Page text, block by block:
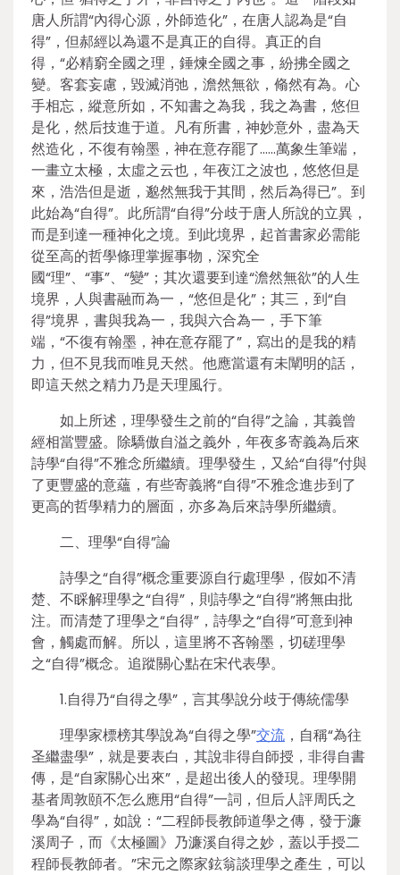
唐人所謂“內得心源，外師造化”，在唐人認為是“自
得”，但郝經以為還不是真正的自得。真正的自
得，“必精窮全國之理，錘煉全國之事，紛拂全國之
變。客套妄慮，毀滅消弛，澹然無欲，翛然有為。心
手相忘，縱意所如，不知書之為我，我之為書，悠但
是化，然后技進于道。凡有所書，神妙意外，盡為天
然造化，不復有翰墨，神在意存罷了……萬象生筆端，
一畫立太極，太虛之云也，年夜江之波也，悠悠但是
來，浩浩但是逝，邈然無我于其間，然后為得已”。到
此始為“自得”。此所謂“自得”分歧于唐人所說的立異，
而是到達一種神化之境。到此境界，起首書家必需能
從至高的哲學條理掌握事物，深究全
國“理”、“事”、“變”；其次還要到達“澹然無欲”的人生
境界，人與書融而為一，“悠但是化”；其三，到“自
得”境界，書與我為一，我與六合為一，手下筆
端，“不復有翰墨，神在意存罷了”，寫出的是我的精
力，但不見我而唯見天然。他應當還有未闡明的話，
即這天然之精力乃是天理風行。
如上所述，理學發生之前的“自得”之論，其義曾
經相當豐盛。除驕傲自溢之義外，年夜多寄義為后來
詩學“自得”不雅念所繼續。理學發生，又給“自得”付與
了更豐盛的意蘊，有些寄義將“自得”不雅念進步到了
更高的哲學精力的層面，亦多為后來詩學所繼續。
二、理學“自得”論
詩學之“自得”概念重要源自行處理學，假如不清
楚、不睬解理學之“自得”，則詩學之“自得”將無由批
注。而清楚了理學之“自得”，詩學之“自得”可意到神
會，觸處而解。所以，這里將不吝翰墨，切磋理學
之“自得”概念。追蹤關心點在宋代表學。
1.自得乃“自得之學”，言其學說分歧于傳統儒學
理學家標榜其學說為“自得之學”交流 ，自稱“為往
圣繼盡學”，就是要表白，其說非得自師授，非得自書
傳，是“自家關心出來”，是超出後人的發現。理學開
基者周敦頤不怎么應用“自得”一詞，但后人評周氏之
學為“自得”，如說：“二程師長教師道學之傳，發于濂
溪周子，而《太極圖》乃濂溪自得之妙，蓋以手授二
程師長教師者。”宋元之際家鉉翁談理學之產生，可以